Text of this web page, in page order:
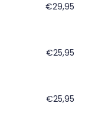
€29,95
€25,95
€25,95